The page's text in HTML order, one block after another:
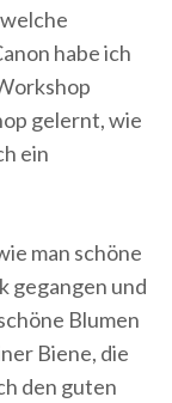
habe ich
gelernt, wie
ein
man schöne
gegangen und
Blumen
Biene, die
den guten